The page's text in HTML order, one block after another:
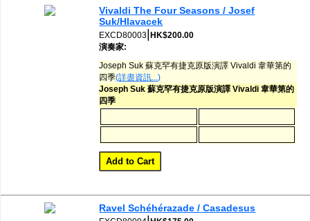
Vivaldi The Four Seasons / Josef
Suk/Hlavacek
EXCD80003 |HK$200.00
演奏家:
Joseph Suk 蘇克罕有捷克原版演譯 Vivaldi 韋華第的
四季(詳盡資訊...)
Joseph Suk 蘇克罕有捷克原版演譯 Vivaldi 韋華第的
四季
Ravel Schéhérazade / Casadesus